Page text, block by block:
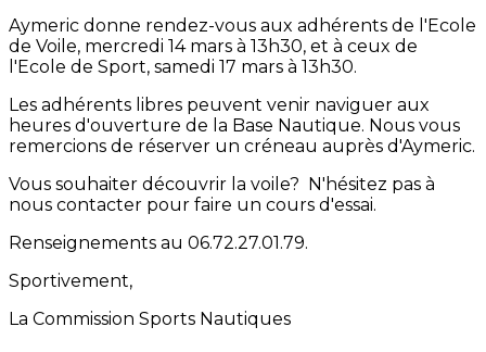
Aymeric donne rendez-vous aux adhérents de l'Ecole
de Voile, mercredi 14 mars à 13h30, et à ceux de
l'Ecole de Sport, samedi 17 mars à 13h30.
Les adhérents libres peuvent venir naviguer aux
heures d'ouverture de la Base Nautique. Nous vous
remercions de réserver un créneau auprès d'Aymeric.
Vous souhaiter découvrir la voile? N'hésitez pas à
nous contacter pour faire un cours d'essai.
Renseignements au 06.72.27.01.79.
Sportivement,
La Commission Sports Nautiques